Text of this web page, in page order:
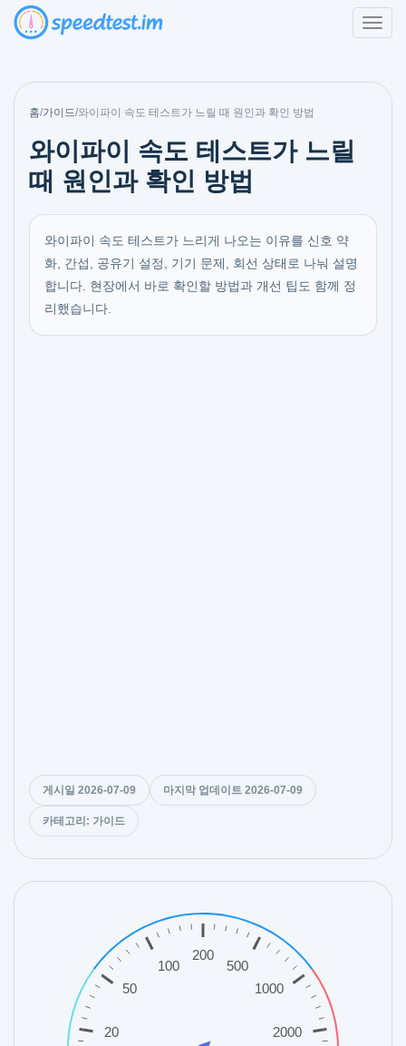
홈/가이드/와이파이 속도 테스트가 느릴 때 원인과 확인 방법
와이파이 속도 테스트가 느릴
때 원인과 확인 방법
와이파이 속도 테스트가 느리게 나오는 이유를 신호 약
화, 간섭, 공유기 설정, 기기 문제, 회선 상태로 나눠 설명
합니다. 현장에서 바로 확인할 방법과 개선 팁도 함께 정
리했습니다.
게시일 2026-07-09 마지막 업데이트 2026-07-09
카테고리: 가이드